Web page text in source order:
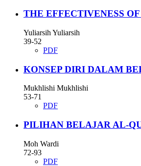
THE EFFECTIVENESS
Yuliarsih Yuliarsih
39-52
PDF
KONSEP DIRI DALAM
Mukhlishi Mukhlishi
53-71
PDF
PILIHAN BELAJAR AL-
Moh Wardi
72-93
PDF